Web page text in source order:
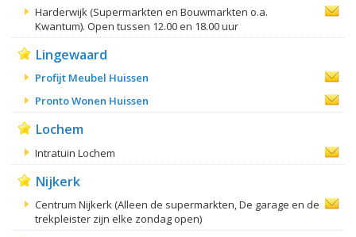
Harderwijk (Supermarkten en Bouwmarkten o.a.
Kwantum). Open tussen 12.00 en 18.00 uur
Lingewaard
Profijt Meubel Huissen
Pronto Wonen Huissen
Lochem
Intratuin Lochem
Nijkerk
Centrum Nijkerk (Alleen de supermarkten, De garage en de
trekpleister zijn elke zondag open)